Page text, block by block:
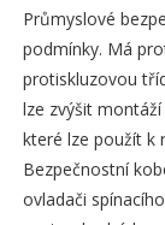
Průmyslové
podmínky. Má
protiskluzovou
lze zvýšit
které lze použít k
Bezpečnostní
ovladači